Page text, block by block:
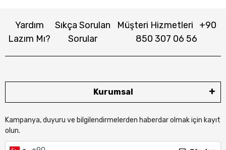
Yardım
Lazım Mı?
Sıkça Sorulan
Sorular
Müşteri Hizmetleri
+90
850 307 06 56
Kurumsal
Kampanya, duyuru ve bilgilendirmelerden haberdar olmak için kayıt
olun.